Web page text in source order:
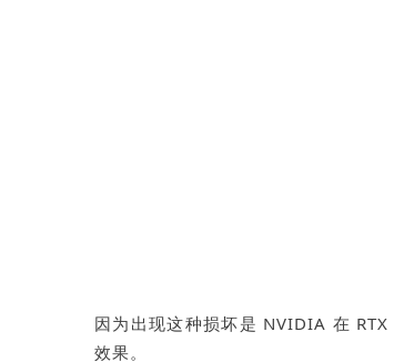
因为出现这种损坏是 NVIDIA 在
效果。